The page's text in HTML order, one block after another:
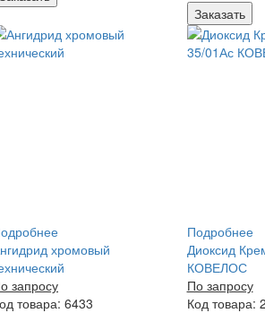
Заказать
хромовый
запросу
товара: 6433
Подробнее
Диоксид
КОВЕЛОС
По запросу
Код товара: